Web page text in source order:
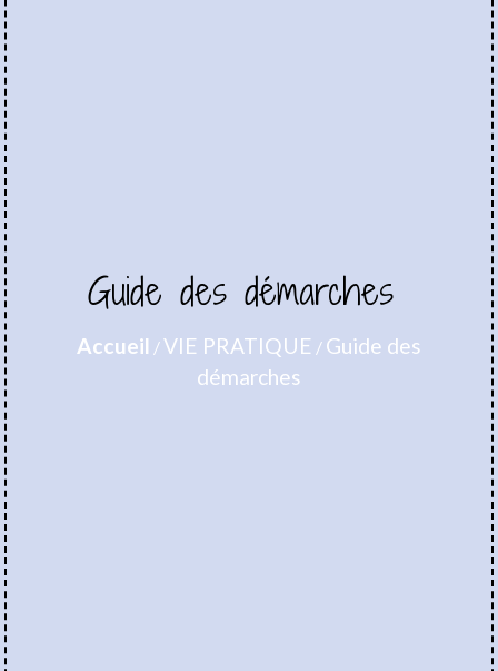
Guide des démarches
Accueil /VIE PRATIQUE / Guide des
démarches